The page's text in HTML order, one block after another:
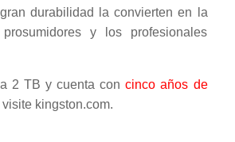
durabilidad la convierten en la
y los profesionales
a 2 TB y cuenta concinco años de
kingston.com.